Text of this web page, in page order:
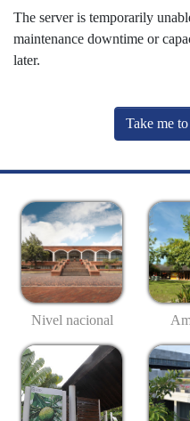
The server is temporarily
maintenance downtime or
later.
Take me
Nivel nacional